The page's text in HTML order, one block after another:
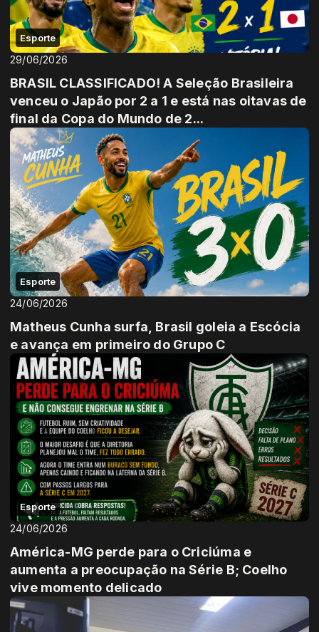
Esporte
29/06/2026
BRASIL CLASSIFICADO! A Seleção Brasileira
venceu o Japão por 2 a 1 e está nas oitavas de
final da Copa do Mundo de 2...
Esporte
24/06/2026
Matheus Cunha surfa, Brasil goleia a Escócia
e avança em primeiro do Grupo C
Esporte
24/06/2026
América-MG perde para o Criciúma e
aumenta a preocupação na Série B; Coelho
vive momento delicado